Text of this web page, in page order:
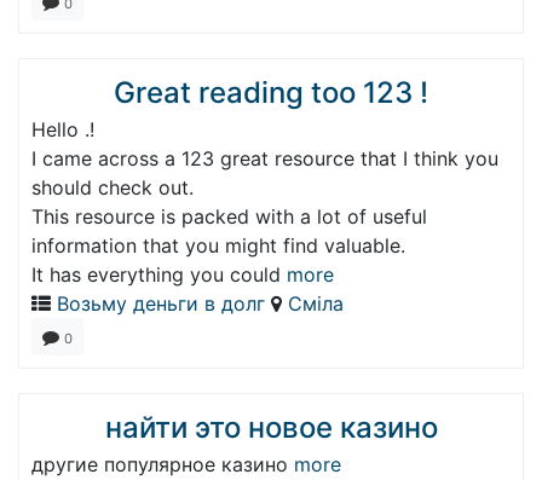
0
Great reading too 123 !
Hello .!
I came across a 123 great resource that I think you
should check out.
This resource is packed with a lot of useful
information that you might find valuable.
It has everything you could more
Возьму деньги в долг
Сміла
0
найти это новое казино
другие популярное казино more